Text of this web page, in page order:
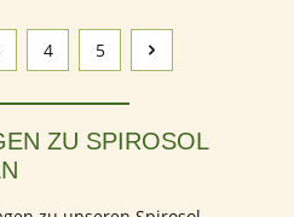
Seite
4 Seite
5
ZU SPIROSOL